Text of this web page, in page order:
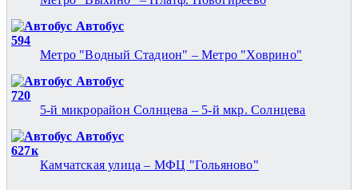
Автобус
594
Метро "Водный Стадион" – Метро "Ховрино"
Автобус
720
5-й микрорайон Солнцева – 5-й мкр. Солнцева
Автобус
627к
Камчатская улица – МФЦ "Гольяново"